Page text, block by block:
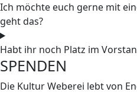
Ich möchte euch gerne mit
geht das?
Habt ihr noch Platz im
SPENDEN
Die Kultur Weberei lebt von